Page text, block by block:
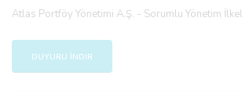
Atlas Portföy Yönetimi A.Ş. - Sorumlu Yönetim
DUYURU İNDIR